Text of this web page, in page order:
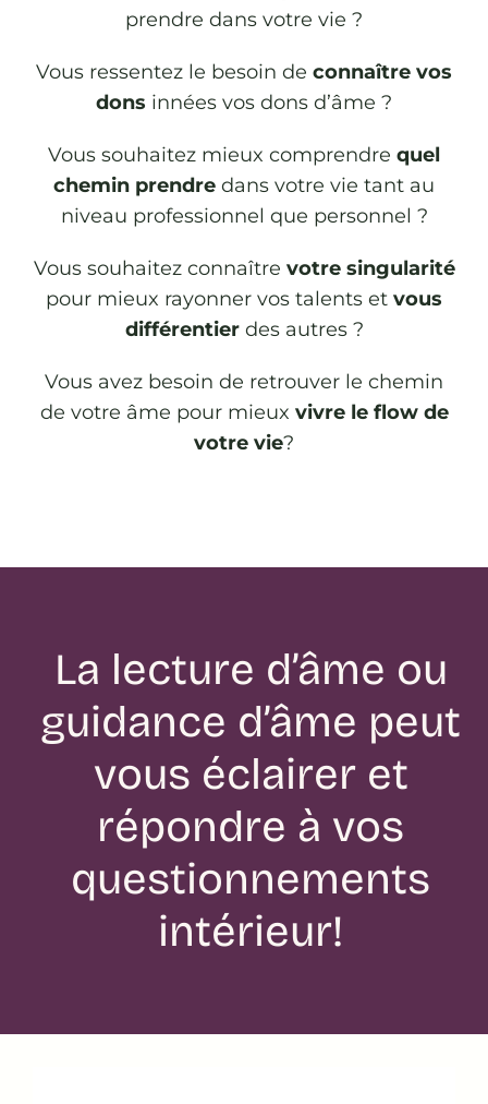
prendre dans votre vie ?
Vous ressentez le besoin de connaître vos
dons innées vos dons d’âme ?
Vous souhaitez mieux comprendre quel
chemin prendre dans votre vie tant au
niveau professionnel que personnel ?
Vous souhaitez connaître votre singularité
pour mieux rayonner vos talents et vous
différentierdes autres ?
Vous avez besoin de retrouver le chemin
de votre âme pour mieux vivre le flow de
votre vie?
La lecture d’âme ou
guidance d’âme peut
vous éclairer et
répondre à vos
questionnements
intérieur!